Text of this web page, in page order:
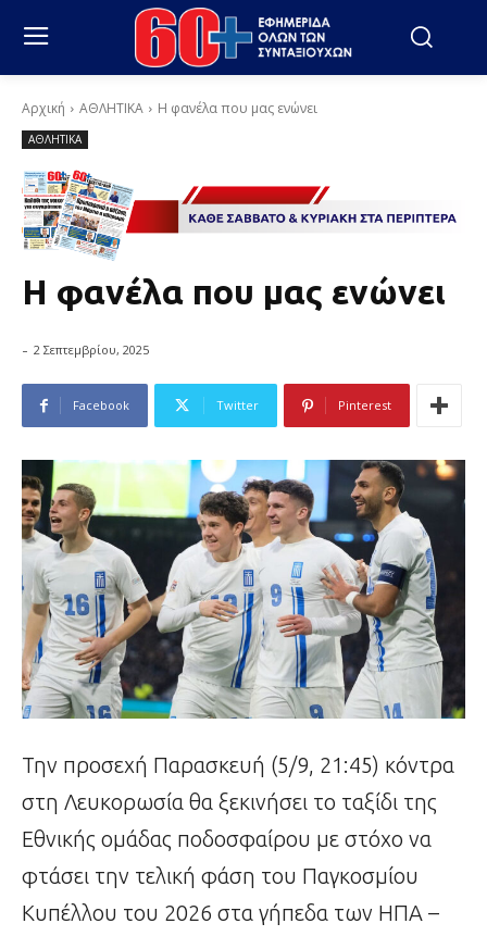
Αρχική ΑΘΛΗΤΙΚΑ Η φανέλα που μας ενώνει
ΑΘΛΗΤΙΚΑ
Η φανέλα που μας ενώνει
- 2 Σεπτεμβρίου, 2025
Facebook Twitter Pinterest
Την προσεχή Παρασκευή (5/9, 21:45) κόντρα
στη Λευκορωσία θα ξεκινήσει το ταξίδι της
Εθνικής ομάδας ποδοσφαίρου με στόχο να
φτάσει την τελική φάση του Παγκοσμίου
Κυπέλλου του 2026 στα γήπεδα των ΗΠΑ –